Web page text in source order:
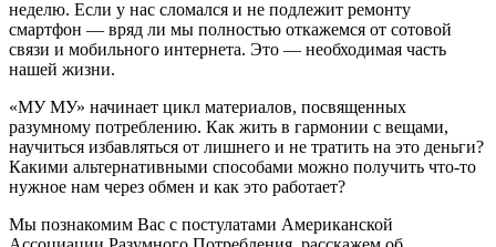
неделю. Если у нас сломался и не подлежит ремонту
смартфон — вряд ли мы полностью откажемся от сотовой
связи и мобильного интернета. Это — необходимая часть
нашей жизни.
«МУ МУ» начинает цикл материалов, посвященных
разумному потреблению. Как жить в гармонии с вещами,
научиться избавляться от лишнего и не тратить на это деньги?
Какими альтернативными способами можно получить что-то
нужное нам через обмен и как это работает?
Мы познакомим Вас с постулатами Американской